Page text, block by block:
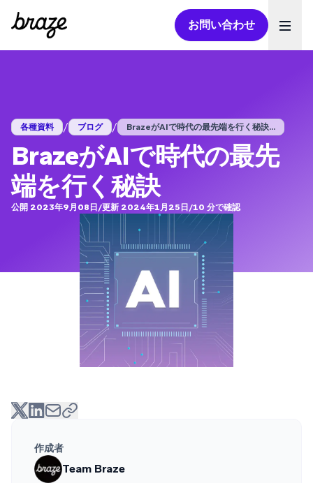
お問い合わせ
各種資料 / ブログ / BrazeがAIで時代の最先端を行く秘訣...
BrazeがAIで時代の最先
端を行く秘訣
公開 2023年9月08日/更新 2024年1月25日/10 分で確認
作成者
Team Braze